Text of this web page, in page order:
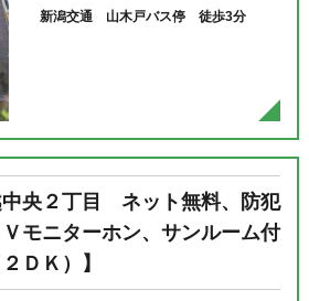
新潟交通 山木戸バス停 徒歩3分
中央２丁目 ネット無料、防犯
モニターホン、サンルーム付
２ＤＫ）】